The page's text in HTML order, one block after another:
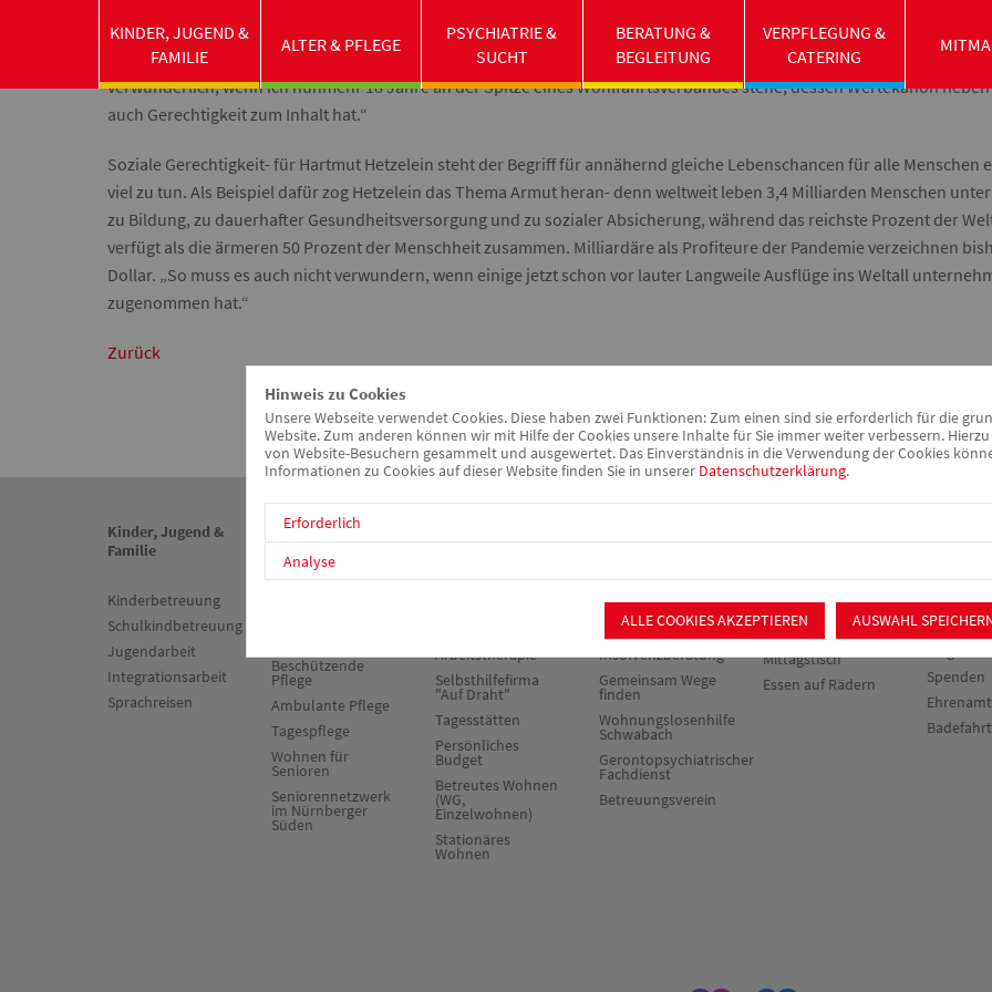
mich. Oft
habe ich mich an die Seite der Ausgegrenzten oder der Schwächeren gestellt und schon immer habe ich gerne
verwunderlich, wenn ich nunmehr 18 Jahre an der Spitze eines Wohlfahrtsverbandes stehe, dessen Wertekanon
auch Gerechtigkeit zum Inhalt hat.“
Soziale Gerechtigkeit- für Hartmut Hetzelein steht der Begriff für annähernd gleiche Lebenschancen für alle Menschen
viel zu tun. Als Beispiel dafür zog Hetzelein das Thema Armut heran- denn weltweit leben 3,4 Milliarden Menschen
zu Bildung, zu dauerhafter Gesundheitsversorgung und zu sozialer Absicherung, während das reichste Prozent der
verfügt als die ärmeren 50 Prozent der Menschheit zusammen. Milliardäre als Profiteure der Pandemie verzeichnen
Dollar. „So muss es auch nicht verwundern, wenn einige jetzt schon vor lauter Langweile Ausflüge ins Weltall
zugenommen hat.“
Zurück
Kinder, Jugend &
Familie
Kinderbetreuung
Schulkindbetreuung
Jugendarbeit
Integrationsarbeit
Sprachreisen
Senioren &
Beschützende
Pflege
Ambulante Pflege
Tagespflege
Wohnen für
Senioren
Seniorennetzwerk
im Nürnberger
Süden
Arbeitstherapie
Selbsthilfefirma
"Auf Draht"
Tagesstätten
Persönliches
Budget
Betreutes Wohnen
(WG,
Einzelwohnen)
Stationäres
Wohnen
Sozialpsychiatrischer
Dienst
Schuldner- und
Insolvenzberatung
Gemeinsam Wege
finden
Wohnungslosenhilfe
Schwabach
Gerontopsychiatrischer
Fachdienst
Betreuungsverein
Catering
Offener
Mittagstisch
Essen auf Rädern
Spenden
Ehrenamt
KINDER, JUGEND &
FAMILIE
ALTER & PFLEGE
PSYCHIATRIE &
SUCHT
BERATUNG &
BEGLEITUNG
VERPFLEGUNG &
CATERING
Hinweis zu Cookies
Unsere Webseite verwendet Cookies. Diese haben zwei Funktionen: Zum einen sind sie erforderlich für die
Website. Zum anderen können wir mit Hilfe der Cookies unsere Inhalte für Sie immer weiter verbessern.
von Website-Besuchern gesammelt und ausgewertet. Das Einverständnis in die Verwendung der Cookies
Informationen zu Cookies auf dieser Website finden Sie in unserer Datenschutzerklärung.
Erforderlich
Analyse
AUSWAHL
ALLE COOKIES AKZEPTIEREN